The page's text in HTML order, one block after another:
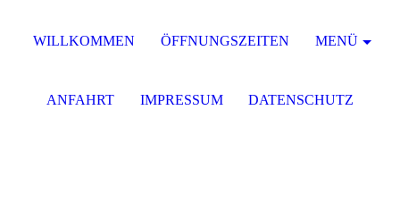
WILLKOMMEN ÖFFNUNGSZEITEN MENÜ
ANFAHRT IMPRESSUM DATENSCHUTZ